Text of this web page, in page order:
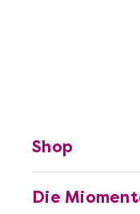
Die
Shop